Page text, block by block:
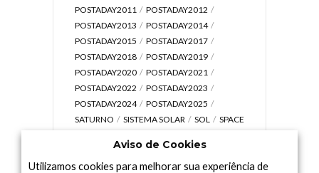
POSTADAY2011
POSTADAY2012
POSTADAY2013
POSTADAY2014
POSTADAY2015
POSTADAY2017
POSTADAY2018
POSTADAY2019
POSTADAY2020
POSTADAY2021
POSTADAY2022
POSTADAY2023
POSTADAY2024
POSTADAY2025
SATURNO
SISTEMA SOLAR SOL
SPACE
UNIVERSO
VÍDEO
Aviso de Cookies
Utilizamos cookies para melhorar sua experiência de